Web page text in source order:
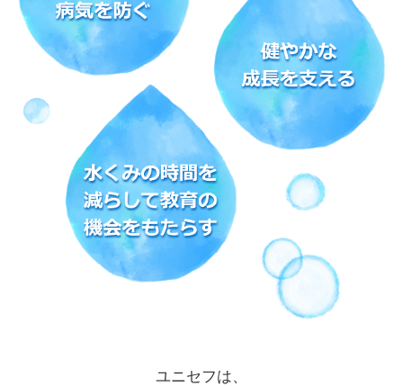
ユニセフは、